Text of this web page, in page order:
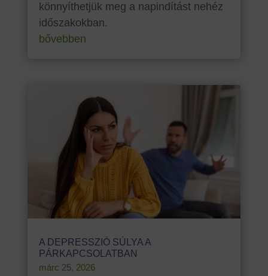
könnyíthetjük meg a napindítást nehéz
időszakokban.
bővebben
A DEPRESSZIÓ SÚLYA A
PÁRKAPCSOLATBAN
márc 25, 2026